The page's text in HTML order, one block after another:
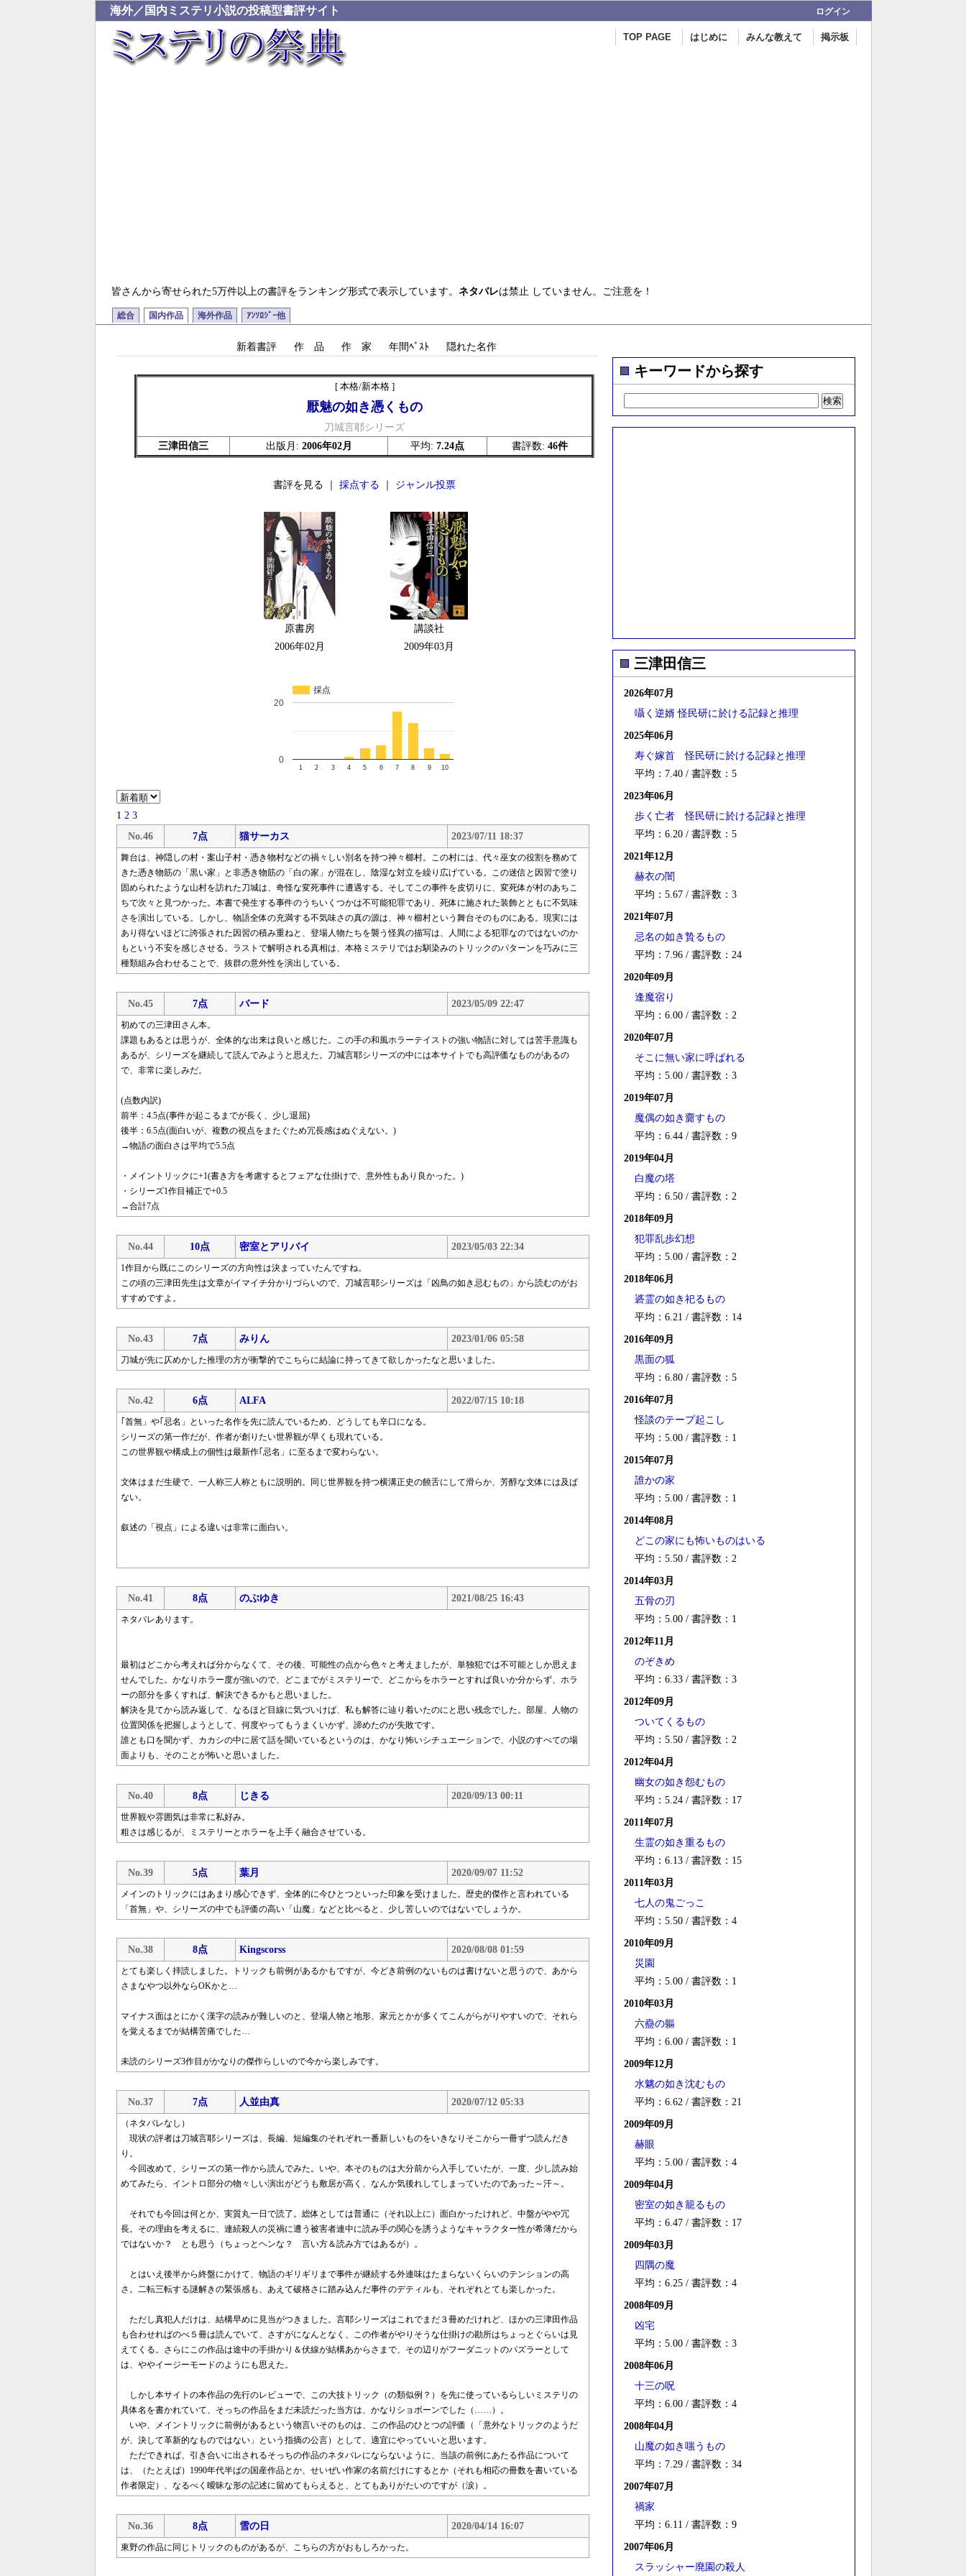
海外／国内ミステリ小説の投稿型書評サイト ログイン
掲示板
みんな教えて
はじめに
TOP PAGE
皆さんから寄せられた5万件以上の書評をランキング形式で表示しています。 ネタバレは禁止 していません。ご注意を！
総合 国内作品 海外作品 ｱﾝｿﾛｼﾞｰ他
新着書評 作 品 作 家 年間ﾍﾞｽﾄ 隠れた名作
[ 本格/新本格 ]
厭魅の如き憑くもの
刀城言耶シリーズ
三津田信三
出版月: 2006年02月 平均: 7.24点 書評数: 46件
書評を見る ｜ 採点する ジャンル投票
原書房
2006年02月
講談社
2009年03月
採点
1 2 3 4 5 6 7 8 9 10
0
20
1 2 3
No.46
7点 猫サーカス 2023/07/11 18:37
舞台は、神隠しの村・案山子村・憑き物村などの禍々しい別名を持つ神々櫛村。この村には、代々巫女の役割を務めて
きた憑き物筋の「黒い家」と非憑き物筋の「白の家」が混在し、陰湿な対立を繰り広げている。この迷信と因習で塗り
固められたような山村を訪れた刀城は、奇怪な変死事件に遭遇する。そしてこの事件を皮切りに、変死体が村のあちこ
ちで次々と見つかった。本書で発生する事件のうちいくつかは不可能犯罪であり、死体に施された装飾とともに不気味
さを演出している。しかし、物語全体の充満する不気味さの真の源は、神々櫛村という舞台そのものにある。現実には
あり得ないほどに誇張された因習の積み重ねと、登場人物たちを襲う怪異の描写は、人間による犯罪なのではないのか
もという不安を感じさせる。ラストで解明される真相は、本格ミステリではお馴染みのトリックのパターンを巧みに三
種類組み合わせることで、抜群の意外性を演出している。
No.45 7点 バード 2023/05/09 22:47
初めての三津田さん本。
課題もあるとは思うが、全体的な出来は良いと感じた。この手の和風ホラーテイストの強い物語に対しては苦手意識も
あるが、シリーズを継続して読んでみようと思えた。刀城言耶シリーズの中には本サイトでも高評価なものがあるの
で、非常に楽しみだ。
(点数内訳)
前半：4.5点(事件が起こるまでが長く、少し退屈)
後半：6.5点(面白いが、複数の視点をまたぐため冗長感はぬぐえない。)
→物語の面白さは平均で5.5点
・メイントリックに+1(書き方を考慮するとフェアな仕掛けで、意外性もあり良かった。)
・シリーズ1作目補正で+0.5
→合計7点
No.44 10点 密室とアリバイ 2023/05/03 22:34
1作目から既にこのシリーズの方向性は決まっていたんですね。
この頃の三津田先生は文章がイマイチ分かりづらいので、刀城言耶シリーズは「凶鳥の如き忌むもの」から読むのがお
すすめですよ。
No.43 7点 みりん 2023/01/06 05:58
刀城が先に仄めかした推理の方が衝撃的でこちらに結論に持ってきて欲しかったなと思いました。
No.42 6点 ALFA 2022/07/15 10:18
｢首無」や｢忌名」といった名作を先に読んでいるため、どうしても辛口になる。
シリーズの第一作だが、作者が創りたい世界観が早くも現れている。
この世界観や構成上の個性は最新作｢忌名」に至るまで変わらない。
文体はまだ生硬で、一人称三人称ともに説明的。同じ世界観を持つ横溝正史の饒舌にして滑らか、芳醇な文体には及ば
ない。
叙述の「視点」による違いは非常に面白い。
No.41 8点 のぶゆき 2021/08/25 16:43
ネタバレあります。
最初はどこから考えれば分からなくて、その後、可能性の点から色々と考えましたが、単独犯では不可能としか思えま
せんでした。かなりホラー度が強いので、どこまでがミステリーで、どこからをホラーとすれば良いか分からず、ホラ
ーの部分を多くすれば、解決できるかもと思いました。
解決を見てから読み返して、なるほど目線に気づいけば、私も解答に辿り着いたのにと思い残念でした。部屋、人物の
位置関係を把握しようとして、何度やってもうまくいかず、諦めたのが失敗です。
誰とも口を聞かず、カカシの中に居て話を聞いているというのは、かなり怖いシチュエーションで、小説のすべての場
面よりも、そのことが怖いと思いました。
No.40 8点 じきる 2020/09/13 00:11
世界観や雰囲気は非常に私好み。
粗さは感じるが、ミステリーとホラーを上手く融合させている。
No.39 5点 葉月 2020/09/07 11:52
メインのトリックにはあまり感心できず、全体的に今ひとつといった印象を受けました。歴史的傑作と言われている
「首無」や、シリーズの中でも評価の高い「山魔」などと比べると、少し苦しいのではないでしょうか。
No.38 8点 Kingscorss 2020/08/08 01:59
とても楽しく拝読しました。トリックも前例があるかもですが、今どき前例のないものは書けないと思うので、あから
さまなやつ以外ならOKかと…
マイナス面はとにかく漢字の読みが難しいのと、登場人物と地形、家元とかが多くてこんがらがりやすいので、それら
を覚えるまでが結構苦痛でした…
未読のシリーズ3作目がかなりの傑作らしいので今から楽しみです。
No.37 7点 人並由真 2020/07/12 05:33
（ネタバレなし）
現状の評者は刀城言耶シリーズは、長編、短編集のそれぞれ一番新しいものをいきなりそこから一冊ずつ読んだき
り。
今回改めて、シリーズの第一作から読んでみた。いや、本そのものは大分前から入手していたが、一度、少し読み始
めてみたら、イントロ部分の物々しい演出がどうも敷居が高く、なんか気後れしてしまっていたのであった～汗～。
それでも今回は何とか、実質丸一日で読了。総体としては普通に（それ以上に）面白かったけれど、中盤がやや冗
長。その理由を考えるに、連続殺人の災禍に遭う被害者連中に読み手の関心を誘うようなキャラクター性が希薄だから
ではないか？ とも思う（ちょっとヘンな？ 言い方＆読み方ではあるが）。
とはいえ後半から終盤にかけて、物語のギリギリまで事件が継続する外連味はたまらないくらいのテンションの高
さ。二転三転する謎解きの緊張感も、あえて破格さに踏み込んだ事件のデティルも、それぞれとても楽しかった。
ただし真犯人だけは、結構早めに見当がつきました。言耶シリーズはこれでまだ３冊めだけれど、ほかの三津田作品
も合わせればのべ５冊は読んでいて、さすがになんとなく、この作者がやりそうな仕掛けの勘所はちょっとぐらいは見
えてくる。さらにこの作品は途中の手掛かり＆伏線が結構あからさまで、その辺りがフーダニットのパズラーとして
は、ややイージーモードのようにも思えた。
しかし本サイトの本作品の先行のレビューで、この大技トリック（の類似例？）を先に使っているらしいミステリの
具体名を書かれていて、そっちの作品をまだ未読だった当方は、かなりショボーンでした（……）。
いや、メイントリックに前例があるという物言いそのものは、この作品のひとつの評価（「意外なトリックのようだ
が、決して革新的なものではない」という指摘の公言）として、適宜にやっていいと思います。
ただできれば、引き合いに出されるそっちの作品のネタバレにならないように、当該の前例にあたる作品について
は、（たとえば）1990年代半ばの国産作品とか、せいぜい作家の名前だけにするとか（それも相応の冊数を書いている
作者限定）、なるべく曖昧な形の記述に留めてもらえると、とてもありがたいのですが（涙）。
No.36 8点 雪の日 2020/04/14 16:07
東野の作品に同じトリックのものがあるが、こちらの方がおもしろかった。
キーワードから探す
三津田信三
2026年07月
囁く逆婿 怪民研に於ける記録と推理
2025年06月
寿ぐ嫁首 怪民研に於ける記録と推理
平均：7.40 / 書評数：5
2023年06月
歩く亡者 怪民研に於ける記録と推理
平均：6.20 / 書評数：5
2021年12月
赫衣の闇
平均：5.67 / 書評数：3
2021年07月
忌名の如き贄るもの
平均：7.96 / 書評数：24
2020年09月
逢魔宿り
平均：6.00 / 書評数：2
2020年07月
そこに無い家に呼ばれる
平均：5.00 / 書評数：3
2019年07月
魔偶の如き齎すもの
平均：6.44 / 書評数：9
2019年04月
白魔の塔
平均：6.50 / 書評数：2
2018年09月
犯罪乱歩幻想
平均：5.00 / 書評数：2
2018年06月
碆霊の如き祀るもの
平均：6.21 / 書評数：14
2016年09月
黒面の狐
平均：6.80 / 書評数：5
2016年07月
怪談のテープ起こし
平均：5.00 / 書評数：1
2015年07月
誰かの家
平均：5.00 / 書評数：1
2014年08月
どこの家にも怖いものはいる
平均：5.50 / 書評数：2
2014年03月
五骨の刃
平均：5.00 / 書評数：1
2012年11月
のぞきめ
平均：6.33 / 書評数：3
2012年09月
ついてくるもの
平均：5.50 / 書評数：2
2012年04月
幽女の如き怨むもの
平均：5.24 / 書評数：17
2011年07月
生霊の如き重るもの
平均：6.13 / 書評数：15
2011年03月
七人の鬼ごっこ
平均：5.50 / 書評数：4
2010年09月
災園
平均：5.00 / 書評数：1
2010年03月
六蠱の軀
平均：6.00 / 書評数：1
2009年12月
水魑の如き沈むもの
平均：6.62 / 書評数：21
2009年09月
赫眼
平均：5.00 / 書評数：4
2009年04月
密室の如き籠るもの
平均：6.47 / 書評数：17
2009年03月
四隅の魔
平均：6.25 / 書評数：4
2008年09月
凶宅
平均：5.00 / 書評数：3
2008年06月
十三の呪
平均：6.00 / 書評数：4
2008年04月
山魔の如き嗤うもの
平均：7.29 / 書評数：34
2007年07月
禍家
平均：6.11 / 書評数：9
2007年06月
スラッシャー廃園の殺人